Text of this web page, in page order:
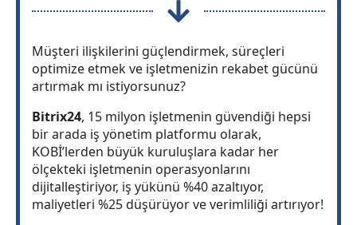
Müşteri ilişkilerini güçlendirmek, süreçleri
optimize etmek ve işletmenizin rekabet gücünü
artırmak mı istiyorsunuz?
Bitrix24, 15 milyon işletmenin güvendiği hepsi
bir arada iş yönetim platformu olarak,
KOBİ’lerden büyük kuruluşlara kadar her
ölçekteki işletmenin operasyonlarını
dijitalleştiriyor, iş yükünü %40 azaltıyor,
maliyetleri %25 düşürüyor ve verimliliği artırıyor!